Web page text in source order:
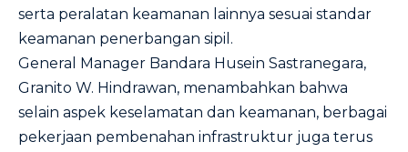
serta peralatan keamanan lainnya sesuai standar
keamanan penerbangan sipil.
General Manager Bandara Husein Sastranegara,
Granito W. Hindrawan, menambahkan bahwa
selain aspek keselamatan dan keamanan, berbagai
pekerjaan pembenahan infrastruktur juga terus